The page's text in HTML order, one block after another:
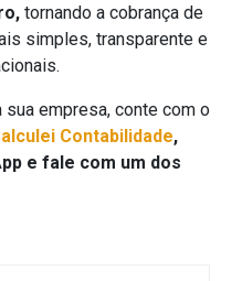
tornando a cobrança de
simples, transparente e
sua empresa, conte com o
Contabilidade,
e fale com um dos